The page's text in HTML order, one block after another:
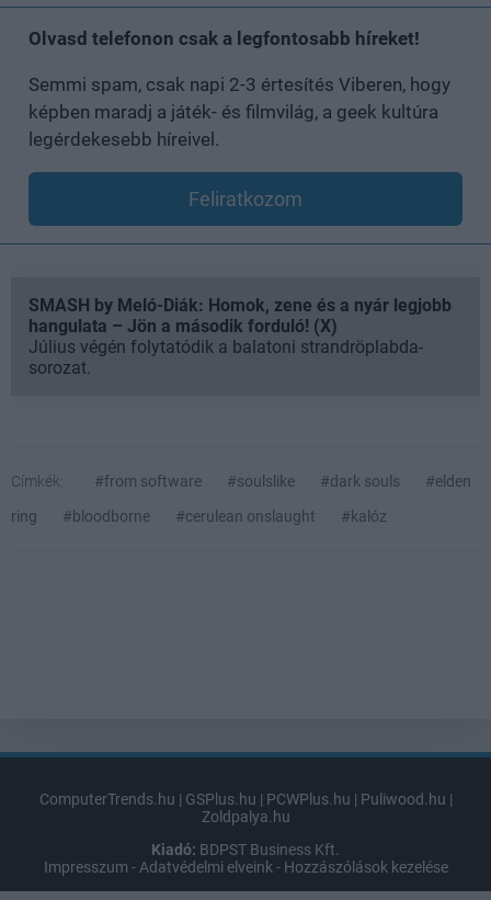
Olvasd telefonon csak a legfontosabb híreket!
Semmi spam, csak napi 2-3 értesítés Viberen, hogy
képben maradj a játék- és filmvilág, a geek kultúra
legérdekesebb híreivel.
Feliratkozom
SMASH by Meló-Diák: Homok, zene és a nyár legjobb
hangulata – Jön a második forduló! (X)
Július végén folytatódik a balatoni strandröplabda-
sorozat.
Címkék: #from software #soulslike #dark souls
#elden
ring
#bloodborne #cerulean onslaught #kalóz
ComputerTrends.hu | GSPlus.hu | PCWPlus.hu | Puliwood.hu |
Zoldpalya.hu
Kiadó: BDPST Business Kft.
Impresszum -Adatvédelmi elveink- Hozzászólások kezelése